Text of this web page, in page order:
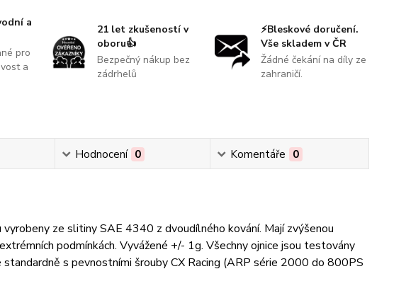
a
pro
a
21 let zkušeností v
oboru👍
Bezpečný nákup bez
zádrhelů
⚡Bleskové doručení.
Vše skladem v ČR
Žádné čekání na díly ze
zahraničí.
Hodnocení 0 Komentáře 0
ze slitiny SAE 4340 z dvoudílného kování. Mají zvýšenou
podmínkách. Vyvážené +/- 1g. Všechny ojnice jsou testovány
s pevnostními šrouby CX Racing (ARP série 2000 do 800PS